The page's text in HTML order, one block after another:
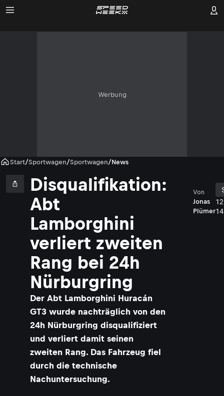
Werbung
Start/Sportwagen/Sportwagen/News
Disqualifikation:
Abt
Lamborghini
verliert zweiten
Rang bei 24h
Nürburgring
Der Abt Lamborghini Huracán
GT3 wurde nachträglich von den
24h Nürburgring disqualifiziert
und verliert damit seinen
zweiten Rang. Das Fahrzeug fiel
durch die technische
Nachuntersuchung.
Jonas
Plümer
Von